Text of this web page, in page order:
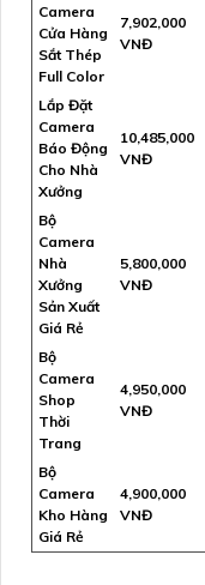
Camera
Cửa Hàng
Sắt Thép
Full Color
7,902,000
VNĐ
Lắp Đặt
Camera
Báo Động
Cho Nhà
Xưởng
10,485,000
VNĐ
Bộ
Camera
Nhà
Xưởng
Sản Xuất
Giá Rẻ
5,800,000
VNĐ
Bộ
Camera
Shop
Thời
Trang
4,950,000
VNĐ
Bộ
Camera
Kho Hàng
Giá Rẻ
4,900,000
VNĐ